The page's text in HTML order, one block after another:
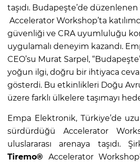
taşıdı. Budapeşte’de
Accelerator Workshop’ta
güvenliği ve CRA uyumluluğu
uygulamalı deneyim kazandı.
CEO’su Murat Sarpel,
yoğun ilgi, doğru bir ihtiyaca
gösterdi. Bu etkinlikleri Doğu
üzere farklı ülkelere taşımayı
Empa Elektronik, Türkiye’de
sürdürdüğü Accelerator
uluslararası arenaya taşıdı.
Tiremo® Accelerator